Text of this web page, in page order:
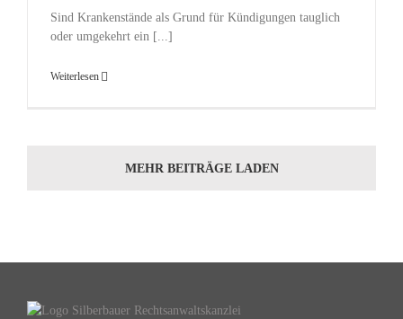
Sind Krankenstände als Grund für Kündigungen tauglich
oder umgekehrt ein [...]
Weiterlesen
MEHR BEITRÄGE LADEN